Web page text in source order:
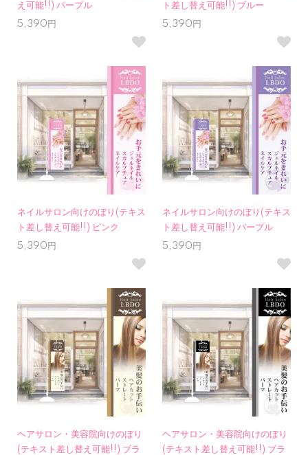
え可能!!) パープル
5,390円
ト差し替え可能!!) ブルー
5,390円
ネイルサロン向けのぼり(テキス
ト差し替え可能!!) ピンク
5,390円
ネイルサロン向けのぼり(テキス
ト差し替え可能!!) パープル
5,390円
ヘアサロン・美容院向けのぼり
(テキスト差し替え可能!!) ブラ
ヘアサロン・美容院向けのぼり
(テキスト差し替え可能!!) ブラ